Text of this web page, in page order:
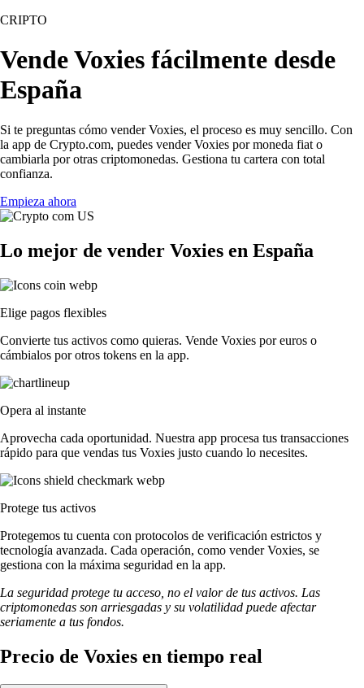
CRIPTO
Vende Voxies fácilmente desde
España
Si te preguntas cómo vender Voxies, el proceso es muy sencillo. Con
la app de Crypto.com, puedes vender Voxies por moneda fiat o
cambiarla por otras criptomonedas. Gestiona tu cartera con total
confianza.
Empieza ahora
Lo mejor de vender Voxies en España
Elige pagos flexibles
Convierte tus activos como quieras. Vende Voxies por euros o
cámbialos por otros tokens en la app.
Opera al instante
Aprovecha cada oportunidad. Nuestra app procesa tus transacciones
rápido para que vendas tus Voxies justo cuando lo necesites.
Protege tus activos
Protegemos tu cuenta con protocolos de verificación estrictos y
tecnología avanzada. Cada operación, como vender Voxies, se
gestiona con la máxima seguridad en la app.
La seguridad protege tu acceso, no el valor de tus activos. Las
criptomonedas son arriesgadas y su volatilidad puede afectar
seriamente a tus fondos.
Precio de Voxies en tiempo real